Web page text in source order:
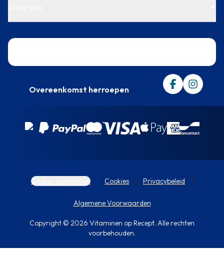
Overeenkomst herroepen
Cookie-instellingen Cookies Privacybeleid
Algemene Voorwaarden
Copyright © 2026 Vitaminen op Recept. Alle rechten
voorbehouden.